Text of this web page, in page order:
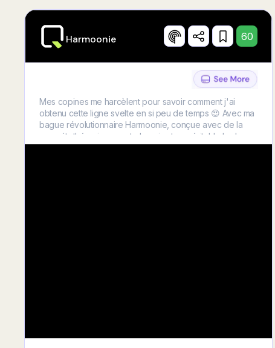
Harmoonie 60
Mes copines me harcèlent pour savoir comment j'ai
obtenu cette ligne svelte en si peu de temps 😍 Avec ma
bague révolutionnaire Harmoonie, conçue avec de la
magnétothérapie ancestrale qui est un véritable bruleur
de graisse et booster de métabolisme . Ce n'est pas